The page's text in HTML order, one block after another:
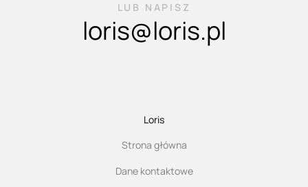
LUB NAPISZ
loris@loris.pl
Loris
Strona główna
Dane kontaktowe